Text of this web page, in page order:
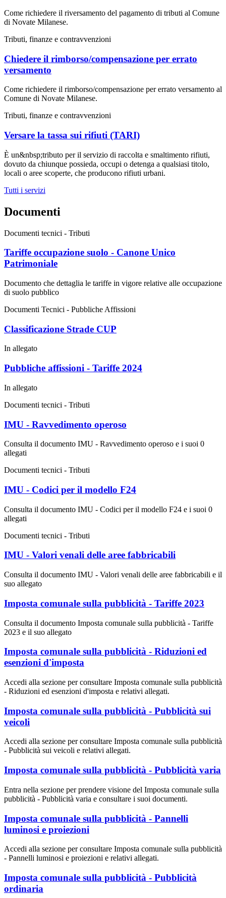
Come richiedere il riversamento del pagamento di tributi al Comune
di Novate Milanese.
Tributi, finanze e contravvenzioni
Chiedere il rimborso/compensazione per errato
versamento
Come richiedere il rimborso/compensazione per errato versamento al
Comune di Novate Milanese.
Tributi, finanze e contravvenzioni
Versare la tassa sui rifiuti (TARI)
È un&nbsp;tributo per il servizio di raccolta e smaltimento rifiuti,
dovuto da chiunque possieda, occupi o detenga a qualsiasi titolo,
locali o aree scoperte, che producono rifiuti urbani.
Tutti i servizi
Documenti
Documenti tecnici - Tributi
Tariffe occupazione suolo - Canone Unico
Patrimoniale
Documento che dettaglia le tariffe in vigore relative alle occupazione
di suolo pubblico
Documenti Tecnici - Pubbliche Affissioni
Classificazione Strade CUP
In allegato
Pubbliche affissioni - Tariffe 2024
In allegato
Documenti tecnici - Tributi
IMU - Ravvedimento operoso
Consulta il documento IMU - Ravvedimento operoso e i suoi 0
allegati
Documenti tecnici - Tributi
IMU - Codici per il modello F24
Consulta il documento IMU - Codici per il modello F24 e i suoi 0
allegati
Documenti tecnici - Tributi
IMU - Valori venali delle aree fabbricabili
Consulta il documento IMU - Valori venali delle aree fabbricabili e il
suo allegato
Imposta comunale sulla pubblicità - Tariffe 2023
Consulta il documento Imposta comunale sulla pubblicità - Tariffe
2023 e il suo allegato
Imposta comunale sulla pubblicità - Riduzioni ed
esenzioni d'imposta
Accedi alla sezione per consultare Imposta comunale sulla pubblicità
- Riduzioni ed esenzioni d'imposta e relativi allegati.
Imposta comunale sulla pubblicità - Pubblicità sui
veicoli
Accedi alla sezione per consultare Imposta comunale sulla pubblicità
- Pubblicità sui veicoli e relativi allegati.
Imposta comunale sulla pubblicità - Pubblicità varia
Entra nella sezione per prendere visione del Imposta comunale sulla
pubblicità - Pubblicità varia e consultare i suoi documenti.
Imposta comunale sulla pubblicità - Pannelli
luminosi e proiezioni
Accedi alla sezione per consultare Imposta comunale sulla pubblicità
- Pannelli luminosi e proiezioni e relativi allegati.
Imposta comunale sulla pubblicità - Pubblicità
ordinaria